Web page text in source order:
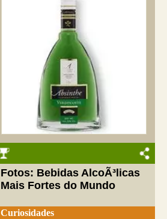
Fotos: Bebidas AlcoÃ³licas
Mais Fortes do Mundo
Curiosidades